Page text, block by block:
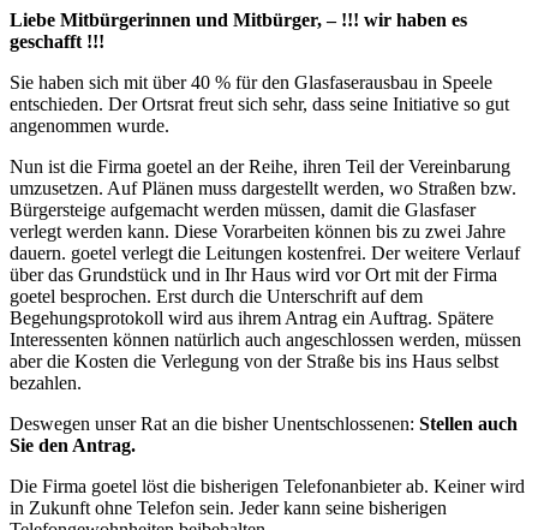
Liebe Mitbürgerinnen und Mitbürger, – !!! wir haben es
geschafft !!!
Sie haben sich mit über 40 % für den Glasfaserausbau in Speele
entschieden. Der Ortsrat freut sich sehr, dass seine Initiative so gut
angenommen wurde.
Nun ist die Firma goetel an der Reihe, ihren Teil der Vereinbarung
umzusetzen. Auf Plänen muss dargestellt werden, wo Straßen bzw.
Bürgersteige aufgemacht werden müssen, damit die Glasfaser
verlegt werden kann. Diese Vorarbeiten können bis zu zwei Jahre
dauern. goetel verlegt die Leitungen kostenfrei. Der weitere Verlauf
über das Grundstück und in Ihr Haus wird vor Ort mit der Firma
goetel besprochen. Erst durch die Unterschrift auf dem
Begehungsprotokoll wird aus ihrem Antrag ein Auftrag. Spätere
Interessenten können natürlich auch angeschlossen werden, müssen
aber die Kosten die Verlegung von der Straße bis ins Haus selbst
bezahlen.
Deswegen unser Rat an die bisher Unentschlossenen: Stellen auch
Sie den Antrag.
Die Firma goetel löst die bisherigen Telefonanbieter ab. Keiner wird
in Zukunft ohne Telefon sein. Jeder kann seine bisherigen